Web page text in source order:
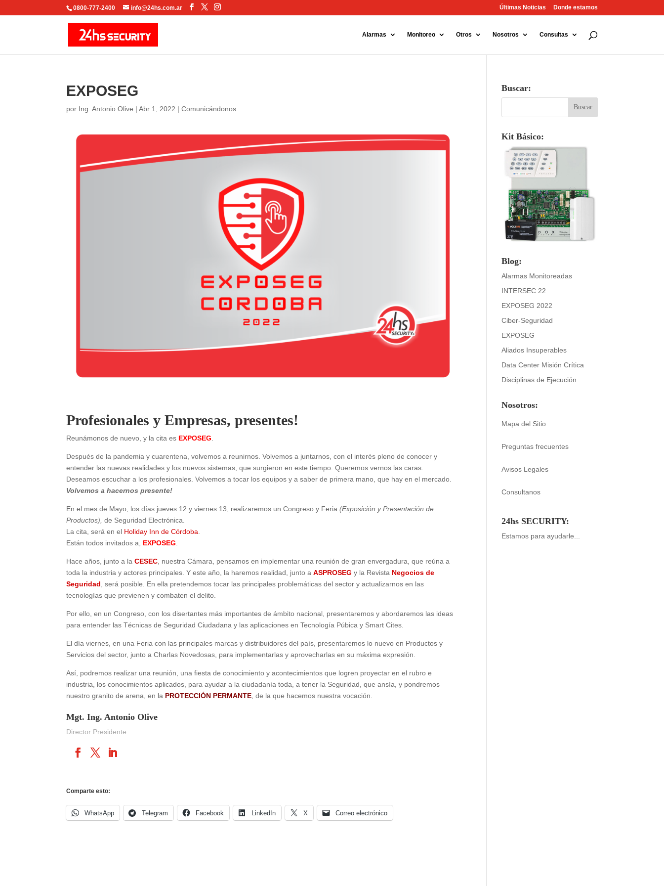
0800-777-2400 info@24hs.com.ar Facebook
X Instagram Últimas Noticias Donde estamos
Alarmas Monitoreo Otros Nosotros Consultas
EXPOSEG
por Ing. Antonio Olive |Abr 1, 2022 |Comunicándonos
Profesionales y Empresas, presentes!
Reunámonos de nuevo, y la cita es EXPOSEG
Después de la pandemia y cuarentena, volvemos a reunirnos. Volvemos a juntarnos, con el interés pleno de conocer y
entender las nuevas realidades y los nuevos sistemas, que surgieron en este tiempo. Queremos vernos las caras.
Deseamos escuchar a los profesionales. Volvemos a tocar los equipos y a saber de primera mano, que hay en el mercado.
Volvemos a hacernos presente!
En el mes de Mayo, los días jueves 12 y viernes 13, realizaremos un Congreso y Feria(Exposición y Presentación de
Productos), de Seguridad Electrónica.
La cita, será en el Holiday Inn de Córdoba
Están todos invitados a, EXPOSEG
Hace años, junto a laCESEC , nuestra Cámara, pensamos en implementar una reunión de gran envergadura, que reúna a
toda la industria y actores principales. Y este año, la haremos realidad, junto aASPROSEG y la Revista Negocios de
Seguridad , será posible. En ella pretendemos tocar las principales problemáticas del sector y actualizarnos en las
tecnologías que previenen y combaten el delito.
Por ello, en un Congreso, con los disertantes más importantes de ámbito nacional, presentaremos y abordaremos las ideas
para entender las Técnicas de Seguridad Ciudadana y las aplicaciones en Tecnología Púbica y Smart Cites.
El día viernes, en una Feria con las principales marcas y distribuidores del país, presentaremos lo nuevo en Productos y
Servicios del sector, junto a Charlas Novedosas, para implementarlas y aprovecharlas en su máxima expresión.
Así, podremos realizar una reunión, una fiesta de conocimiento y acontecimientos que logren proyectar en el rubro e
industria, los conocimientos aplicados, para ayudar a la ciudadanía toda, a tener la Seguridad, que ansía, y pondremos
nuestro granito de arena, en la PROTECCIÓN PERMANTE , de la que hacemos nuestra vocación.
Mgt. Ing. Antonio Olive
Director Presidente
Comparte esto:
WhatsApp Telegram Facebook LinkedIn X Correo electrónico
Buscar:
Kit Básico:
Blog:
Alarmas Monitoreadas
INTERSEC 22
EXPOSEG 2022
Ciber-Seguridad
EXPOSEG
Aliados Insuperables
Data Center Misión Crítica
Disciplinas de Ejecución
Nosotros:
Mapa del Sitio
Preguntas frecuentes
Avisos Legales
Consultanos
24hs SECURITY:
Estamos para ayudarle...